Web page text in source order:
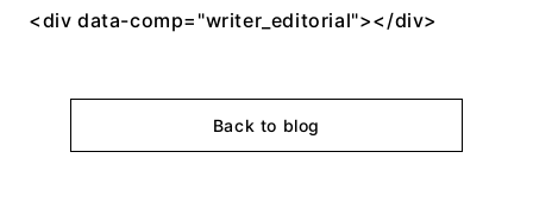
<div data-comp="writer_editorial"></div>
Back to blog